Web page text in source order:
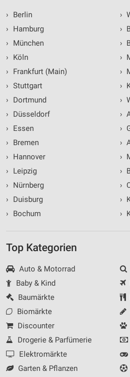
›
Berlin
›
Hamburg
›
München
›
Köln
›
Frankfurt (Main)
› Stuttgart
›
Dortmund
›
Düsseldorf
›
Essen
›
Bremen
›
Hannover
›
Leipzig
›
Nürnberg
›
Duisburg
›
Bochum
›
›
›
›
›
›
›
›
›
›
›
›
›
›
›
Top Kategorien
Auto & Motorrad
Baby & Kind
Baumärkte
Biomärkte
Discounter
Drogerie & Parfümerie
Elektromärkte
Garten & Pflanzen